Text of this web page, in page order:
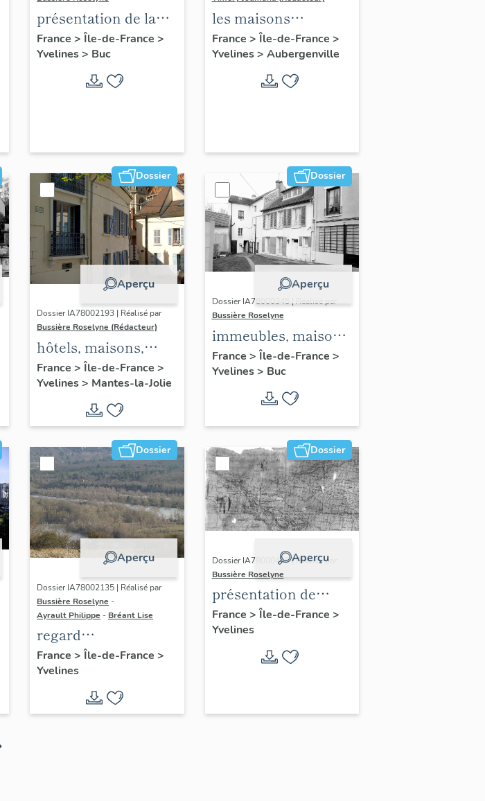
présentation de la
commune de Buc
France > Île-de-France >
Yvelines> Buc
les maisons
d'Elisabethville
France > Île-de-France >
Yvelines> Aubergenville
Dossier
Aperçu
Dossier IA78002193 | Réalisé par
Bussière Roselyne (Rédacteur)
hôtels, maisons,
immeubles
France > Île-de-France >
Yvelines> Mantes-la-Jolie
Dossier
Aperçu
Dossier IA78000345 | Réalisé par
Bussière Roselyne
immeubles, maisons,
fermes
France > Île-de-France >
Yvelines> Buc
Dossier
Aperçu
Dossier IA78002135 | Réalisé par
Bussière Roselyne -
Ayrault Philippe - Bréant Lise
regard
photographique sur
le territoire de Seine-
France > Île-de-France >
Yvelines
Dossier
Aperçu
Dossier IA78000496 | Réalisé par
Bussière Roselyne
présentation de
l'étude du
patrimoine de l'aire
d'étude Versailles
périphérie sud
France > Île-de-France >
Yvelines